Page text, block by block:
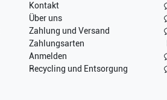
Kontakt
Über uns
Zahlung und Versand
Zahlungsarten
Anmelden
Recycling und Entsorgung